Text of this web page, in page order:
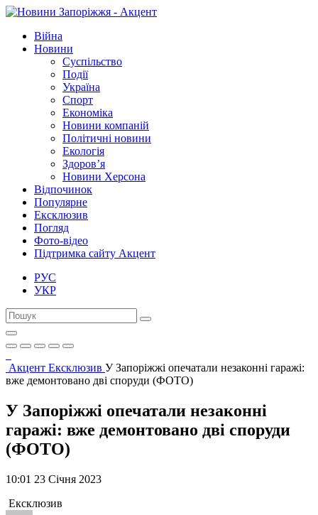
Війна
Новини
Суспільство
Події
Україна
Спорт
Економіка
Новини компаній
Політичні новини
Екологія
Здоров’я
Новини Херсона
Відпочинок
Популярне
Ексклюзив
Погляд
Фото-відео
Підтримка сайту Акцент
РУС
УКР
Акцент Ексклюзив У Запоріжжі опечатали незаконні гаражі:
вже демонтовано дві споруди (ФОТО)
У Запоріжжі опечатали незаконні
гаражі: вже демонтовано дві споруди
(ФОТО)
10:01 23 Січня 2023
Ексклюзив